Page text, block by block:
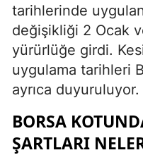
tarihlerinde
değişikliği 2 Ocak
yürürlüğe girdi.
uygulama tarihleri
ayrıca duyuruluyor.
BORSA
ŞARTLARI